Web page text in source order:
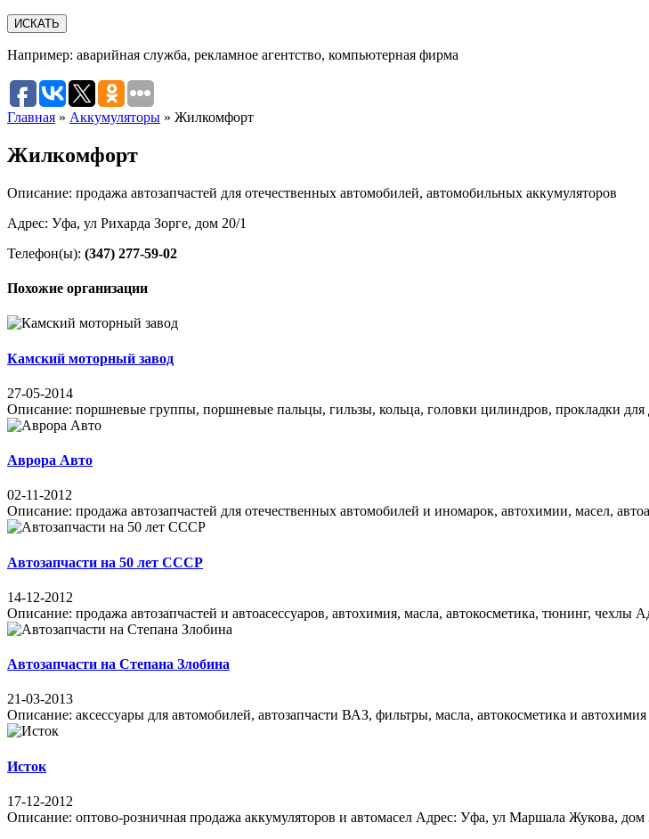
Например: аварийная служба, рекламное агентство, компьютерная фирма
Главная » Аккумуляторы » Жилкомфорт
Жилкомфорт
Описание: продажа автозапчастей для отечественных автомобилей, автомобильных аккумуляторов
Адрес: Уфа, ул Рихарда Зорге, дом 20/1
Телефон(ы): (347) 277-59-02
Похожие организации
Камский моторный завод
27-05-2014
Описание: поршневые группы, поршневые пальцы, гильзы, кольца, головки цилиндров, прокладки для
Аврора Авто
02-11-2012
Описание: продажа автозапчастей для отечественных автомобилей и иномарок, автохимии, масел,
Автозапчасти на 50 лет СССР
14-12-2012
Описание: продажа автозапчастей и автоасессуаров, автохимия, масла, автокосметика, тюнинг,
Автозапчасти на Степана Злобина
21-03-2013
Описание: аксессуары для автомобилей, автозапчасти ВАЗ, фильтры, масла, автокосметика и
Исток
17-12-2012
Описание: оптово-розничная продажа аккумуляторов и автомасел Адрес: Уфа, ул Маршала Жукова,